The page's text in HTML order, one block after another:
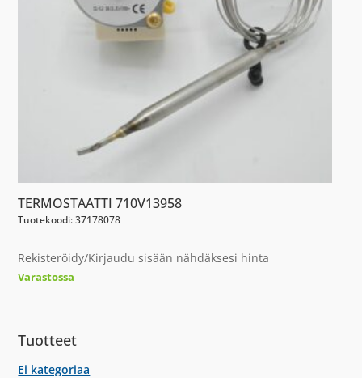
TERMOSTAATTI 710V13958
Tuotekoodi: 37178078
Rekisteröidy/Kirjaudu sisään nähdäksesi hinta
Varastossa
Tuotteet
Ei kategoriaa